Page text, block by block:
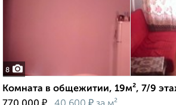
8
Комната в общежитии, 19м², 7/9